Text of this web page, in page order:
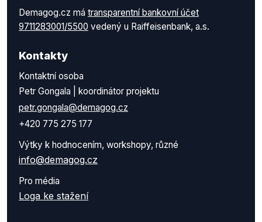
Demagog.cz má transparentní bankovní účet
9711283001/5500 vedený u Raiffeisenbank, a.s.
Kontakty
Kontaktní osoba
Petr Gongala | koordinátor projektu
petr.gongala@demagog.cz
+420 775 275 177
Výtky k hodnocením, workshopy, různé
info@demagog.cz
Pro média
Loga ke stažení